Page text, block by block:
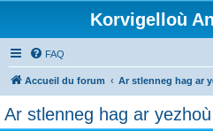
Korvigelloù
FAQ
Accueil du forum Ar stlenneg hag ar
Ar stlenneg hag ar